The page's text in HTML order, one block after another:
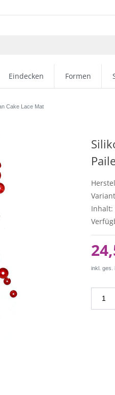
Eindecken Formen
Cake Lace Mat
Inhalt:
inkl.